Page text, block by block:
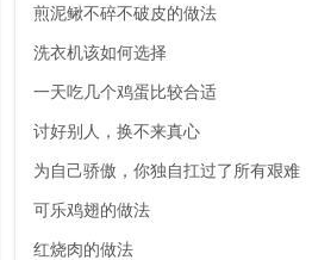
煎泥鳅不碎不破皮的做法
洗衣机该如何选择
一天吃几个鸡蛋比较合适
讨好别人，换不来真心
为自己骄傲，你独自扛过了所有艰难
可乐鸡翅的做法
红烧肉的做法